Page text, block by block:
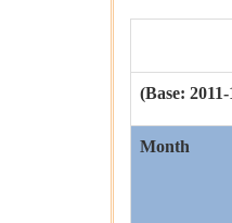
(Base:
Month